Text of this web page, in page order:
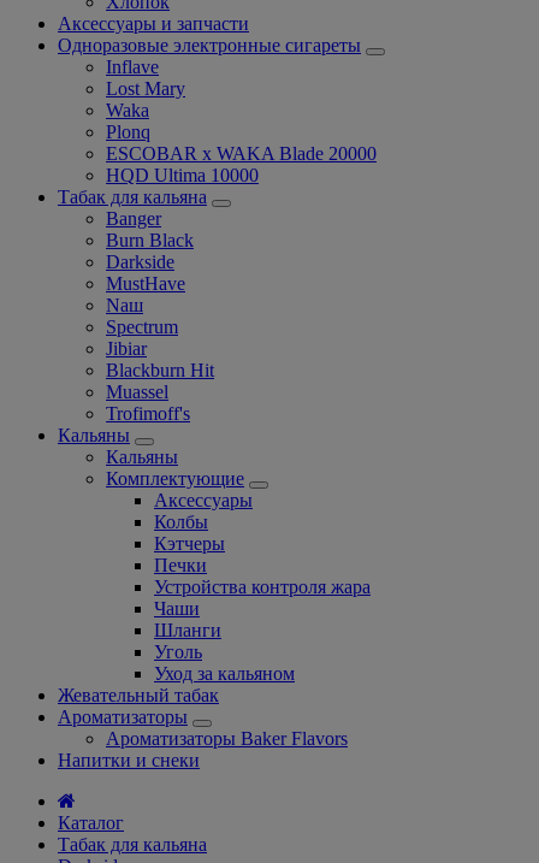
Аксессуары и запчасти
Одноразовые электронные сигареты
Inflave
Lost Mary
Waka
Plonq
ESCOBAR x WAKA Blade 20000
HQD Ultima 10000
Табак для кальяна
Banger
Burn Black
Darkside
MustHave
Nаш
Spectrum
Jibiar
Blackburn Hit
Muassel
Trofimoff's
Кальяны
Кальяны
Комплектующие
Аксессуары
Колбы
Кэтчеры
Печки
Устройства контроля жара
Чаши
Шланги
Уголь
Уход за кальяном
Жевательный табак
Ароматизаторы
Ароматизаторы Baker Flavors
Напитки и снеки
Каталог
Табак для кальяна